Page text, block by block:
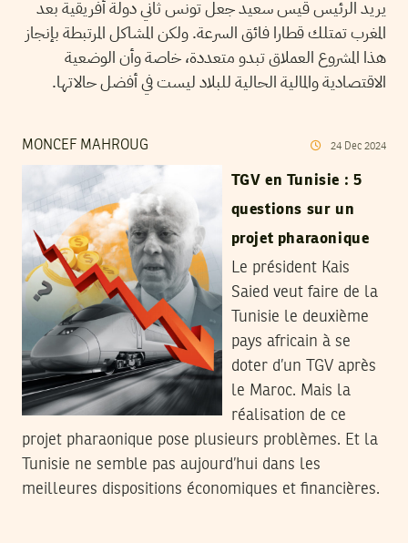
يريد الرئيس قيس سعيد جعل تونس ثاني دولة أفريقية بعد
المغرب تمتلك قطارا فائق السرعة. ولكن المشاكل المرتبطة بإنجاز
هذا المشروع العملاق تبدو متعددة، خاصة وأن الوضعية
الاقتصادية والمالية الحالية للبلاد ليست في أفضل حالاتها.
MONCEF MAHROUG 24 Dec 2024
TGV en Tunisie : 5
questions sur un
projet pharaonique
Le président Kais
Saied veut faire de la
Tunisie le deuxième
pays africain à se
doter d’un TGV après
le Maroc. Mais la
réalisation de ce
projet pharaonique pose plusieurs problèmes. Et la
Tunisie ne semble pas aujourd’hui dans les
meilleures dispositions économiques et financières.